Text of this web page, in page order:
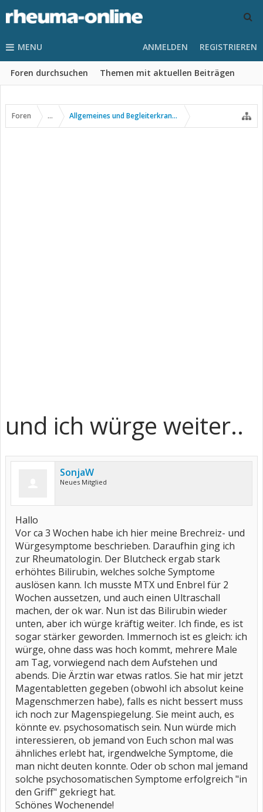
MENU
Foren durchsuchen Themen mit aktuellen Beiträgen
ANMELDEN REGISTRIEREN
Foren ... Allgemeines und Begleiterkrankungen
und ich würge weiter..
SonjaW
Neues Mitglied
Hallo
Vor ca 3 Wochen habe ich hier meine Brechreiz- und
Würgesymptome beschrieben. Daraufhin ging ich
zur Rheumatologin. Der Blutcheck ergab stark
erhöhtes Bilirubin, welches solche Symptome
auslösen kann. Ich musste MTX und Enbrel für 2
Wochen aussetzen, und auch einen Ultraschall
machen, der ok war. Nun ist das Bilirubin wieder
unten, aber ich würge kräftig weiter. Ich finde, es ist
sogar stärker geworden. Immernoch ist es gleich: ich
würge, ohne dass was hoch kommt, mehrere Male
am Tag, vorwiegend nach dem Aufstehen und
abends. Die Ärztin war etwas ratlos. Sie hat mir jetzt
Magentabletten gegeben (obwohl ich absolut keine
Magenschmerzen habe), falls es nicht bessert muss
ich noch zur Magenspiegelung. Sie meint auch, es
könnte ev. psychosomatisch sein. Nun würde mich
interessieren, ob jemand von Euch schon mal was
ähnliches erlebt hat, irgendwelche Symptome, die
man nicht deuten konnte. Oder ob schon mal jemand
solche psychosomatischen Symptome erfolgreich "in
den Griff" gekriegt hat.
Schönes Wochenende!